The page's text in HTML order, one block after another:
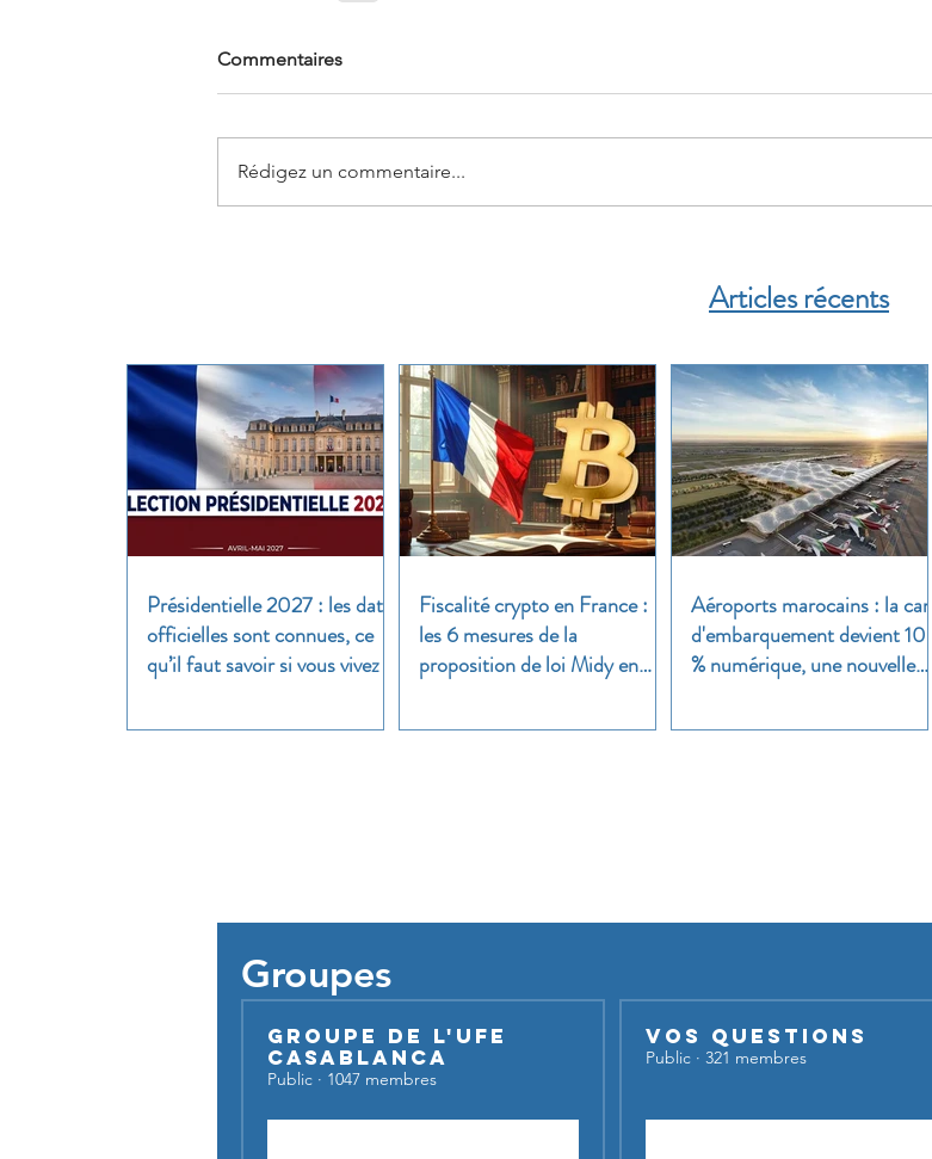
Commentaires
Rédigez un commentaire...
Articles récents
Présidentielle 2027 : les dates
officielles sont connues, ce
qu’il faut savoir si vous vivez à
Fiscalité crypto en France :
les 6 mesures de la
proposition de loi Midy en
Aéroports marocains : la carte
d'embarquement devient 100
% numérique, une nouvelle
du transport aérien
Groupes
Groupe de l'UFE
Casablanca
Public · 1047 membres
Vos questions
Public · 321 membres